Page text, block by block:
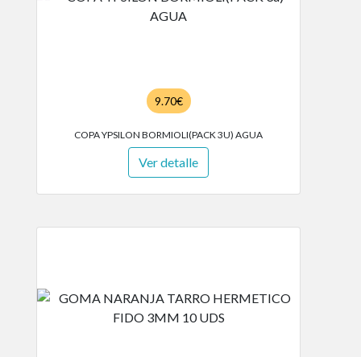
9.70€
COPA YPSILON BORMIOLI(PACK 3U) AGUA
Ver detalle